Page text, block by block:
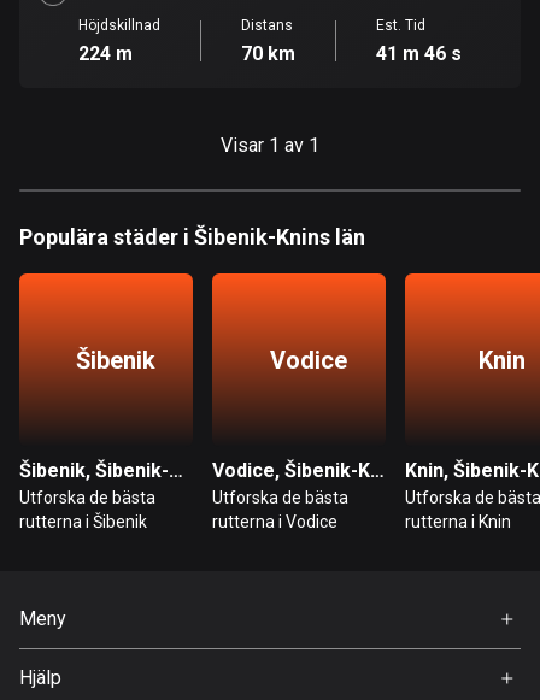
Azerbajdzjan
5 rutter
15 rutter
Belgien
4909 rutter
Höjdskillnad
224 m
Distans
70 km
Est. Tid
41 m 46 s
Visar 1 av 1
Populära städer i Šibenik-Knins län
Šibenik
Šibenik, Šibenik-Knins län
Utforska de bästa
rutterna i Šibenik
Vodice
Vodice, Šibenik-Knins län
Utforska de bästa
rutterna i Vodice
Knin
Utforska de bästa
rutterna i Knin
Meny
Hem
Hjälp